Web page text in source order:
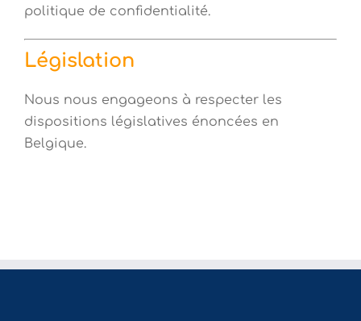
politique de confidentialité.
Législation
Nous nous engageons à respecter les
dispositions législatives énoncées en
Belgique.